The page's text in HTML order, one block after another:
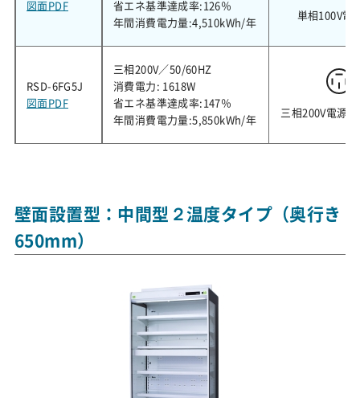
図面PDF
省エネ基準達成率:126％
年間消費電力量:4,510kWh/年
単相100V電
RSD-6FG5J
図面PDF
三相200V／50/60HZ
消費電力: 1618W
省エネ基準達成率:147％
年間消費電力量:5,850kWh/年
三相200V電源
壁面設置型：中間型２温度タイプ（奥行き
650mm）